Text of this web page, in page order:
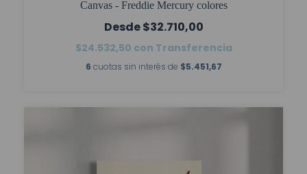
Canvas - Freddie Mercury colores
$32.710,00
$24.532,50 con Transferencia
6 cuotas sin interés de $5.451,67